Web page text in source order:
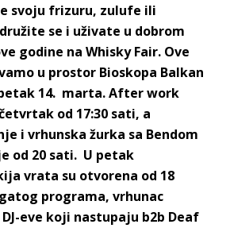
svoju frizuru, zulufe ili
se i uživate u dobrom
godine na Whisky Fair. Ove
u prostor Bioskopa Balkan
14. marta. After work
od 17:30 sati, a
i vrhunska žurka sa Bendom
od 20 sati. U petak
vrata su otvorena od 18
programa, vrhunac
eve koji nastupaju b2b Deaf